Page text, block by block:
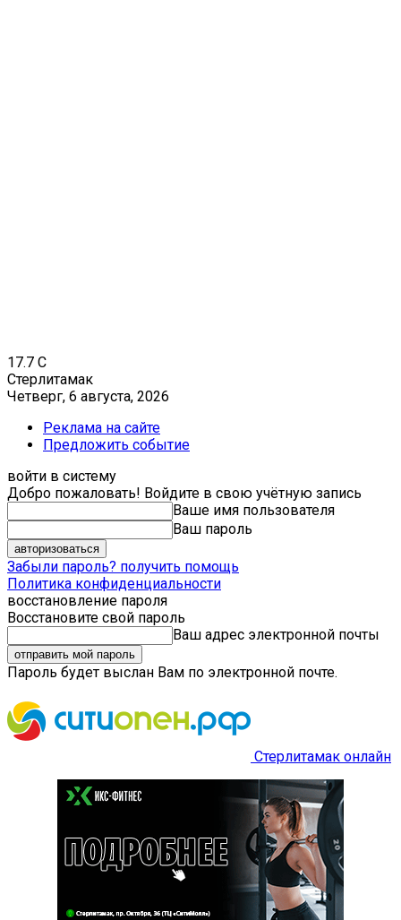
17.7 C
Стерлитамак
Четверг, 6 августа, 2026
Реклама на сайте
Предложить событие
войти в систему
Добро пожаловать! Войдите в свою учётную запись
Ваше имя пользователя
Ваш пароль
Забыли пароль? получить помощь
Политика конфиденциальности
восстановление пароля
Восстановите свой пароль
Ваш адрес электронной почты
Пароль будет выслан Вам по электронной почте.
Стерлитамак онлайн